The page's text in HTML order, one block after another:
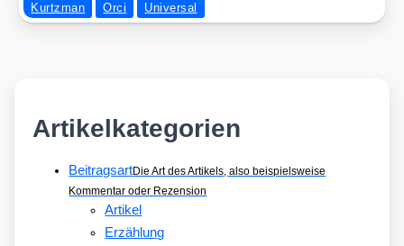
Kurtzman
Orci Universal
Artikelkategorien
BeitragsartDie Art des Artikels, also beispielsweise
Kommentar oder Rezension
Artikel
Erzählung